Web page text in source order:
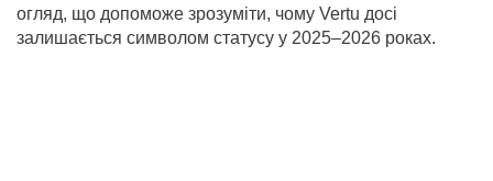
огляд, що допоможе зрозуміти, чому Vertu досі
залишається символом статусу у 2025–2026 роках.